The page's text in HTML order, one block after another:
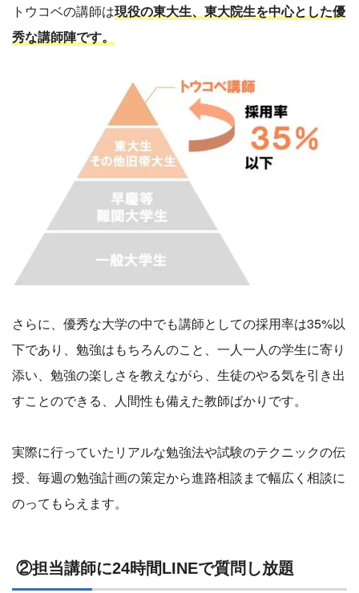
トウコベの講師は現役の東大生、東大院生を中心とした優
秀な講師陣です。
さらに、優秀な大学の中でも講師としての採用率は35%以
下であり、勉強はもちろんのこと、一人一人の学生に寄り
添い、勉強の楽しさを教えながら、生徒のやる気を引き出
すことのできる、人間性も備えた教師ばかりです。
実際に行っていたリアルな勉強法や試験のテクニックの伝
授、毎週の勉強計画の策定から進路相談まで幅広く相談に
のってもらえます。
②担当講師に24時間LINEで質問し放題